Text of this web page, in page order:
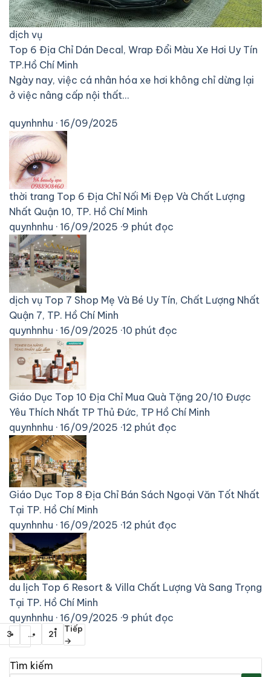
dịch vụ
Top 6 Địa Chỉ Dán Decal, Wrap Đổi Màu Xe Hơi Uy Tín
TP.Hồ Chí Minh
Ngày nay, việc cá nhân hóa xe hơi không chỉ dừng lại
ở việc nâng cấp nội thất…
quynhnhu · 16/09/2025
thời trang Top 6 Địa Chỉ Nối Mi Đẹp Và Chất Lượng
Nhất Quận 10, TP. Hồ Chí Minh
quynhnhu · 16/09/2025 ·9 phút đọc
dịch vụ Top 7 Shop Mẹ Và Bé Uy Tín, Chất Lượng Nhất
Quận 7, TP. Hồ Chí Minh
quynhnhu · 16/09/2025 ·10 phút đọc
Giáo Dục Top 10 Địa Chỉ Mua Quà Tặng 20/10 Được
Yêu Thích Nhất TP Thủ Đức, TP Hồ Chí Minh
quynhnhu · 16/09/2025 ·12 phút đọc
Giáo Dục Top 8 Địa Chỉ Bán Sách Ngoại Văn Tốt Nhất
Tại TP. Hồ Chí Minh
quynhnhu · 16/09/2025 ·12 phút đọc
du lịch Top 6 Resort & Villa Chất Lượng Và Sang Trọng
Tại TP. Hồ Chí Minh
quynhnhu · 16/09/2025 ·9 phút đọc
3 … 21
Tiếp
→
Tìm kiếm